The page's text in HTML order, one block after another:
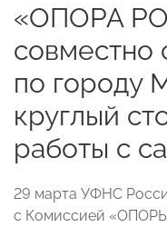
«ОПОРА
по городу
круглый
работы с
29 марта УФНС
с Комиссией